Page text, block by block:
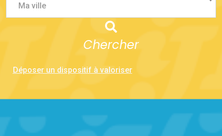
Ma ville
Chercher
Déposer un dispositif à valoriser